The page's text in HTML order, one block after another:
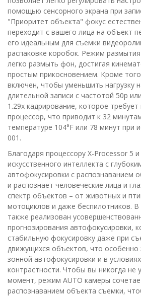
помощью сенсорного экрана при
"Приоритет объекта" фокус
переходит с вашего лица на объект
его идеальным для съемки
распаковке коробок. Режим
легко размыть фон, достигая
простым прикосновением. Кроме
включен, чтобы уменьшить нагрузку
длительной записи с частотой 50p
1.29x кадрирование, которое
процессор, что приводит к 32
температуре 104°F или 78 минут при
001.
Благодаря процессору X-Processor 5
искусственного интеллекта с
автофокусировки с распознаванием
и распознает человеческие лица и
спектр объектов – от животных и
мотоциклов и даже беспилотников.
также реализован
прогнозирования автофокусировки,
стабильную фокусировку даже при
движущихся объектов, что
зонной автофокусировки и в
контрастности. Чтобы вы никогда не
момент, режим AUTO камеры
распознаванием объекта съемки,